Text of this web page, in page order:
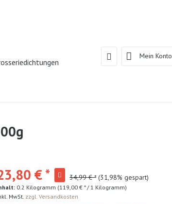
Mein Konto
€ * 34,99 € * (31,98% gespart)
0.2 Kilogramm (119,00 € * / 1 Kilogramm)
MwSt. zzgl. Versandkosten